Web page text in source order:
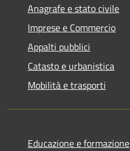
Anagrafe e stato civile
Imprese e Commercio
Appalti pubblici
Catasto e urbanistica
Mobilità e trasporti
Educazione e formazione